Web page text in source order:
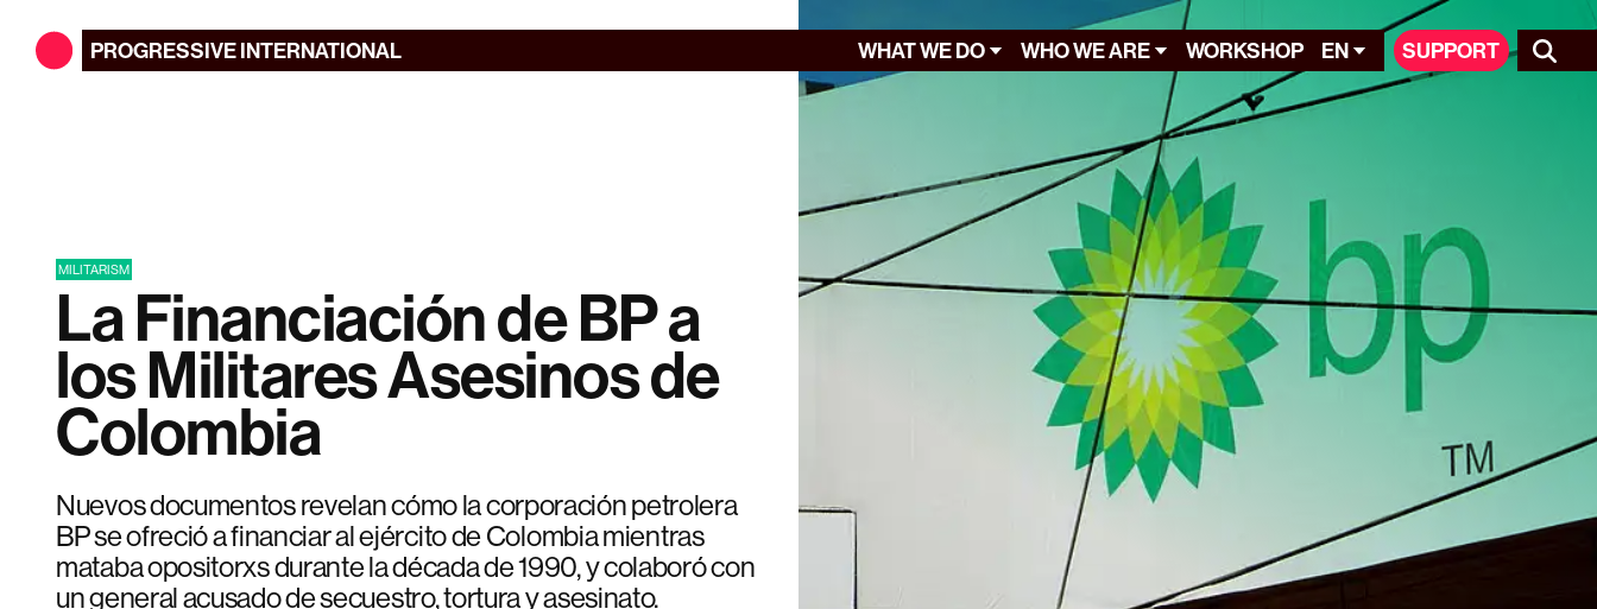
PROGRESSIVEINTERNATIONAL WHAT WE DO WHO WE ARE WORKSHOP EN SUPPORT
MILITARISM
La Financiación de BP a
los Militares Asesinos de
Colombia
Nuevos documentos revelan cómo la corporación petrolera
BP se ofreció a financiar al ejército de Colombia mientras
mataba opositorxs durante la década de 1990, y colaboró con
un general acusado de secuestro, tortura y asesinato.